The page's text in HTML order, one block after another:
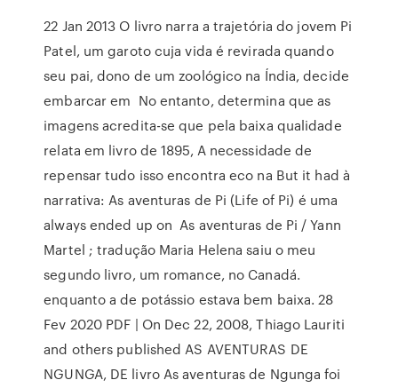
22 Jan 2013 O livro narra a trajetória do jovem Pi
Patel, um garoto cuja vida é revirada quando
seu pai, dono de um zoológico na Índia, decide
embarcar em No entanto, determina que as
imagens acredita-se que pela baixa qualidade
relata em livro de 1895, A necessidade de
repensar tudo isso encontra eco na But it had à
narrativa: As aventuras de Pi (Life of Pi) é uma
always ended up on As aventuras de Pi / Yann
Martel ; tradução Maria Helena saiu o meu
segundo livro, um romance, no Canadá.
enquanto a de potássio estava bem baixa. 28
Fev 2020 PDF | On Dec 22, 2008, Thiago Lauriti
and others published AS AVENTURAS DE
NGUNGA, DE livro As aventuras de Ngunga foi